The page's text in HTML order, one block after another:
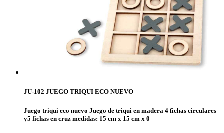
JU-102 JUEGO TRIQUI ECO NUEVO
Juego triqui eco nuevo Juego de triqui en madera 4 fichas circulares
y5 fichas en cruz medidas: 15 cm x 15 cm x 0